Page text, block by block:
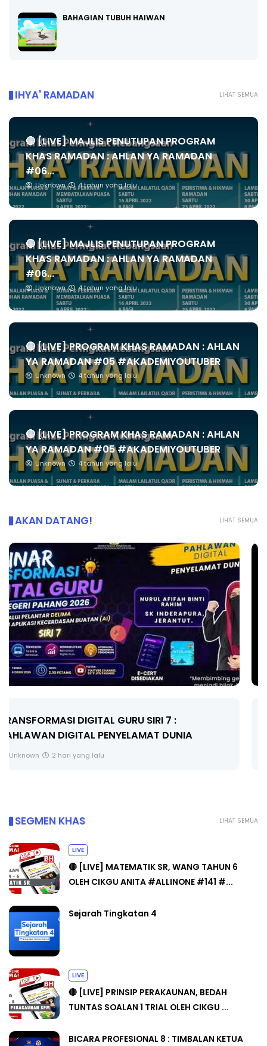
BAHAGIAN TUBUH HAIWAN
LIHAT SEMUA
IHYA' RAMADAN
🔴 [LIVE] MAJLIS PENUTUPAN PROGRAM
KHAS RAMADAN : AHLAN YA RAMADAN
#06...
Unknown 4 tahun yang lalu
🔴 [LIVE] MAJLIS PENUTUPAN PROGRAM
KHAS RAMADAN : AHLAN YA RAMADAN
#06...
Unknown 4 tahun yang lalu
🔴 [LIVE] PROGRAM KHAS RAMADAN : AHLAN
YA RAMADAN #05 #AKADEMIYOUTUBER
Unknown 4 tahun yang lalu
🔴 [LIVE] PROGRAM KHAS RAMADAN : AHLAN
YA RAMADAN #05 #AKADEMIYOUTUBER
Unknown 4 tahun yang lalu
LIHAT SEMUA
AKAN DATANG!
MAJLIS ANUGERAH FFK (FESTIVAL LENSA
PENDIDIKAN - FLeP) 2026
Unknown 3 hari yang lalu
LIHAT SEMUA
SEGMEN KHAS
LIVE
🔴 [LIVE] MATEMATIK SR, WANG TAHUN 6
OLEH CIKGU ANITA #ALLINONE #141 #...
Sejarah Tingkatan 4
LIVE
🔴 [LIVE] PRINSIP PERAKAUNAN, BEDAH
TUNTAS SOALAN 1 TRIAL OLEH CIKGU ...
BICARA PROFESIONAL 8 : TIMBALAN KETUA